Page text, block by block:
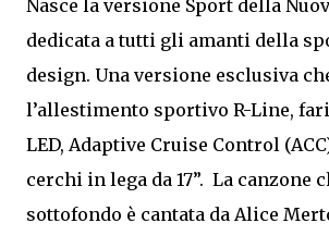
Nasce la versione Sport della
dedicata a tutti gli amanti della
design. Una versione esclusiva
l’allestimento sportivo R-Line,
LED, Adaptive Cruise Control
cerchi in lega da 17”. La canzone
sottofondo è cantata da Alice